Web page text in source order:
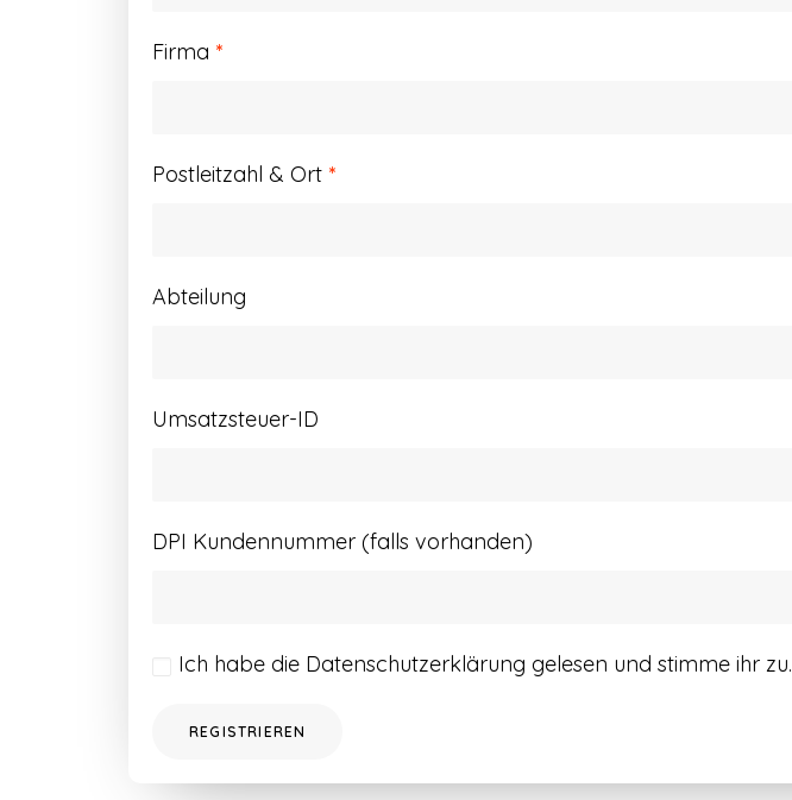
Firma *
Postleitzahl & Ort *
Abteilung
Umsatzsteuer-ID
DPI Kundennummer (falls vorhanden)
Ich habe die Datenschutzerklärung gelesen und stimme ihr zu.
REGISTRIEREN